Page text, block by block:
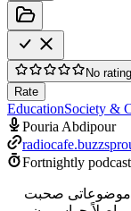
No
Rate
EducationSociety &
Pouria Abdipour
Fortnightly
موضوعاتی صحبت